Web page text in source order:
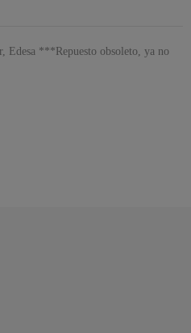
Edesa ***Repuesto obsoleto, ya no